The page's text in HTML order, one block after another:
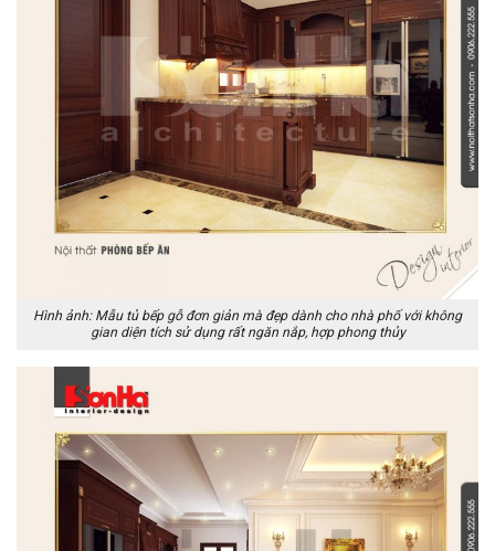
Hình ảnh: Mẫu tủ bếp gỗ đơn giản mà đẹp dành cho nhà phố với không
gian diện tích sử dụng rất ngăn nắp, hợp phong thủy